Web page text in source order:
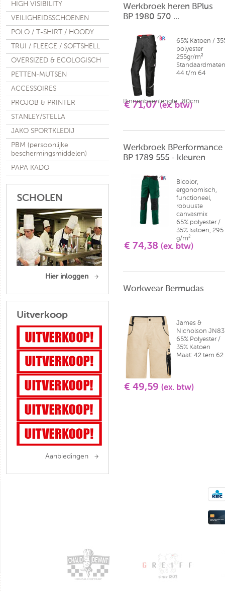
HIGH VISIBILITY
VEILIGHEIDSSCHOENEN
POLO / T-SHIRT / HOODY
TRUI / FLEECE / SOFTSHELL
OVERSIZED & ECOLOGISCH
PETTEN-MUTSEN
ACCESSOIRES
PROJOB & PRINTER
STANLEY/STELLA
JAKO SPORTKLEDIJ
PBM (persoonlijke
beschermingsmiddelen)
PAPA KADO
SCHOLEN
Hier inloggen
Uitverkoop
Aanbiedingen
Werkbroek heren BPlus
BP 1980 570 ...
€ 71,07(ex. btw)
65% Katoen /
polyester
255gr/m²
44 t/m 64
Binnenbeenlengte : 80cm
Werkbroek BPerformance
BP 1789 555 - kleuren
€ 74,38 (ex. btw)
Bicolor,
ergonomisch,
functioneel,
robuuste
canvasmix
65% polyester /
35% katoen, 295
g/m²
Workwear Bermudas
€ 49,59 (ex. btw)
James &
Nicholson
65% Polyester /
35% Katoen
Maat: 42 tem 62